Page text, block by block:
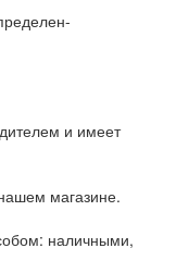
и имеет
магазине.
наличными,